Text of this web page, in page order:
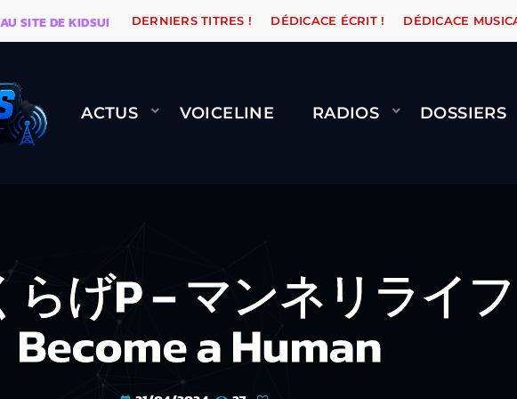
DE KIDSUNE WARÉTRO ORANGE ROAD QUI PASSE, ÇA LE FAIT !
DERNIERS TITRES ! DÉDICACE ÉCRIT ! DÉDICACE
ACTUS VOICELINE RADIOS DOSSIERS
らげP – マンネリライ
Become a Human